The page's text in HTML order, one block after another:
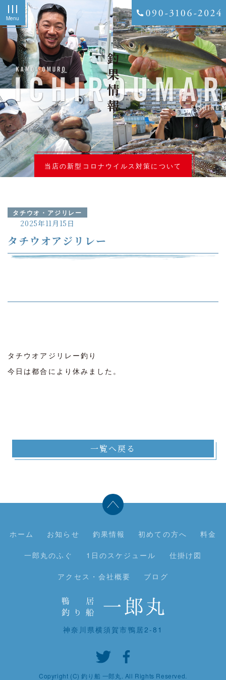
Menu
釣果情報
当店の新型コロナウイルス対策について
タチウオ・アジリレー
2025年11月15日
タチウオアジリレー
タチウオアジリレー釣り
今日は都合により休みました。
一覧へ戻る
ホーム お知らせ 釣果情報 初めての方へ 料金
一郎丸のふぐ 1日のスケジュール 仕掛け図
アクセス・会社概要 ブログ
神奈川県横須賀市鴨居2-81
Copyright (C) 釣り船 一郎丸. All Rights Reserved.